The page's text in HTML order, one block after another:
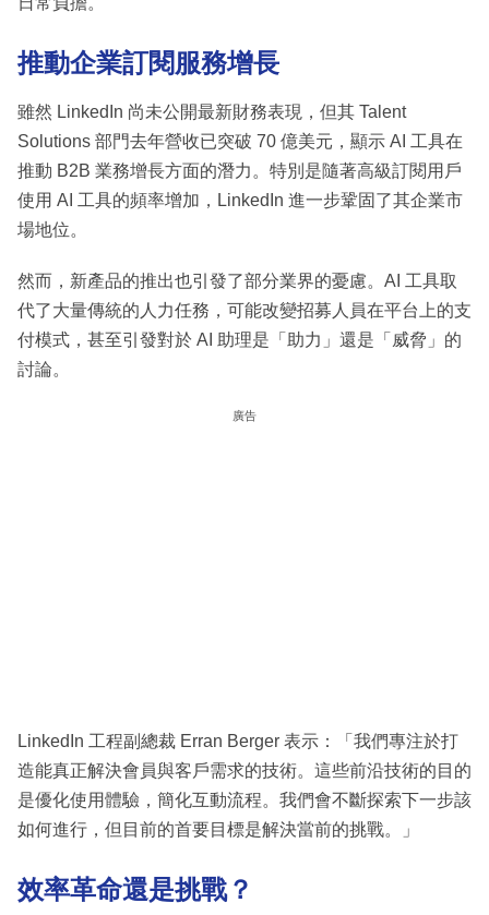
推動企業訂閱服務增長
雖然 LinkedIn 尚未公開最新財務表現，但其 Talent
Solutions 部門去年營收已突破 70 億美元，顯示 AI 工具在
推動 B2B 業務增長方面的潛力。特別是隨著高級訂閱用戶
使用 AI 工具的頻率增加，LinkedIn 進一步鞏固了其企業市
場地位。
然而，新產品的推出也引發了部分業界的憂慮。AI 工具取
代了大量傳統的人力任務，可能改變招募人員在平台上的支
付模式，甚至引發對於 AI 助理是「助力」還是「威脅」的
討論。
廣告
LinkedIn 工程副總裁 Erran Berger 表示：「我們專注於打
造能真正解決會員與客戶需求的技術。這些前沿技術的目的
是優化使用體驗，簡化互動流程。我們會不斷探索下一步該
如何進行，但目前的首要目標是解決當前的挑戰。」
效率革命還是挑戰？